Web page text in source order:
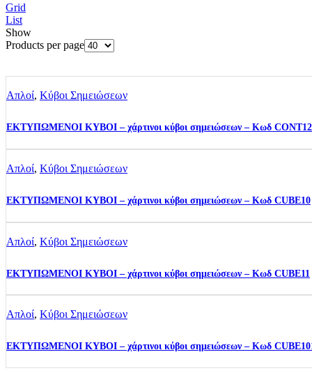
Grid
List
Show
Products per page
Απλοί, Κύβοι Σημειώσεων
ΕΚΤΥΠΩΜΕΝΟΙ ΚΥΒΟΙ – χάρτινοι κύβοι σημειώσεων – Κωδ
Απλοί, Κύβοι Σημειώσεων
ΕΚΤΥΠΩΜΕΝΟΙ ΚΥΒΟΙ – χάρτινοι κύβοι σημειώσεων – Κωδ CUBE10
Απλοί, Κύβοι Σημειώσεων
ΕΚΤΥΠΩΜΕΝΟΙ ΚΥΒΟΙ – χάρτινοι κύβοι σημειώσεων – Κωδ CUBE11
Απλοί, Κύβοι Σημειώσεων
ΕΚΤΥΠΩΜΕΝΟΙ ΚΥΒΟΙ – χάρτινοι κύβοι σημειώσεων – Κωδ